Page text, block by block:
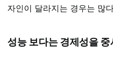
자인이 달라지는 경우는 많
성능 보다는 경제성을